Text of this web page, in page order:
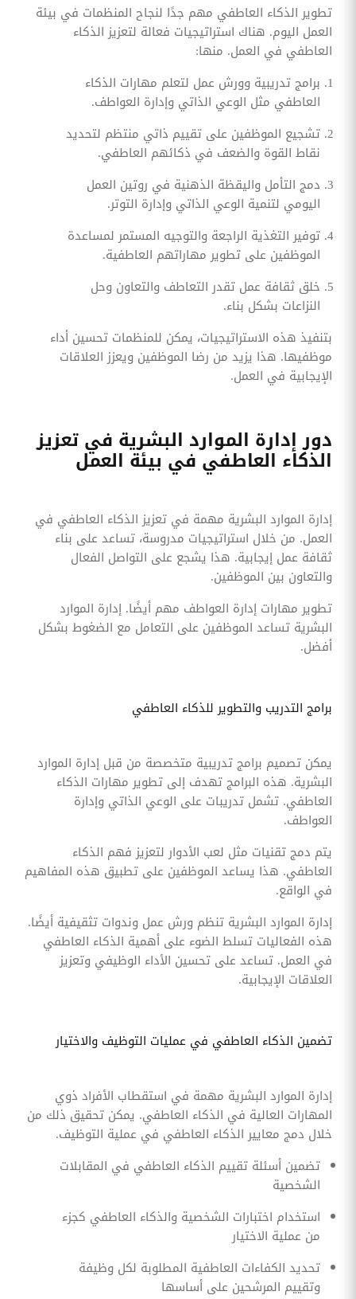
تطوير الذكاء العاطفي مهم جدًا لنجاح المنظمات في بيئة
العمل اليوم. هناك استراتيجيات فعالة لتعزيز الذكاء
العاطفي في العمل. منها:
برامج تدريبية وورش عمل لتعلم مهارات الذكاء
العاطفي مثل الوعي الذاتي وإدارة العواطف.
تشجيع الموظفين على تقييم ذاتي منتظم لتحديد
نقاط القوة والضعف في ذكائهم العاطفي.
دمج التأمل واليقظة الذهنية في روتين العمل
اليومي لتنمية الوعي الذاتي وإدارة التوتر.
توفير التغذية الراجعة والتوجيه المستمر لمساعدة
الموظفين على تطوير مهاراتهم العاطفية.
خلق ثقافة عمل تقدر التعاطف والتعاون وحل
النزاعات بشكل بناء.
بتنفيذ هذه الاستراتيجيات، يمكن للمنظمات تحسين أداء
موظفيها. هذا يزيد من رضا الموظفين ويعزز العلاقات
الإيجابية في العمل.
دور إدارة الموارد البشرية في تعزيز
الذكاء العاطفي في بيئة العمل
إدارة الموارد البشرية مهمة في تعزيز الذكاء العاطفي في
العمل. من خلال استراتيجيات مدروسة، تساعد على بناء
ثقافة عمل إيجابية. هذا يشجع على التواصل الفعال
والتعاون بين الموظفين.
تطوير مهارات إدارة العواطف مهم أيضًا. إدارة الموارد
البشرية تساعد الموظفين على التعامل مع الضغوط بشكل
أفضل.
برامج التدريب والتطوير للذكاء العاطفي
يمكن تصميم برامج تدريبية متخصصة من قبل إدارة الموارد
البشرية. هذه البرامج تهدف إلى تطوير مهارات الذكاء
العاطفي. تشمل تدريبات على الوعي الذاتي وإدارة
العواطف.
يتم دمج تقنيات مثل لعب الأدوار لتعزيز فهم الذكاء
العاطفي. هذا يساعد الموظفين على تطبيق هذه المفاهيم
في الواقع.
إدارة الموارد البشرية تنظم ورش عمل وندوات تثقيفية أيضًا.
هذه الفعاليات تسلط الضوء على أهمية الذكاء العاطفي
في العمل. تساعد على تحسين الأداء الوظيفي وتعزيز
العلاقات الإيجابية.
تضمين الذكاء العاطفي في عمليات التوظيف والاختيار
إدارة الموارد البشرية مهمة في استقطاب الأفراد ذوي
المهارات العالية في الذكاء العاطفي. يمكن تحقيق ذلك من
خلال دمج معايير الذكاء العاطفي في عملية التوظيف.
تضمين أسئلة تقييم الذكاء العاطفي في المقابلات
الشخصية
استخدام اختبارات الشخصية والذكاء العاطفي كجزء
من عملية الاختيار
تحديد الكفاءات العاطفية المطلوبة لكل وظيفة
وتقييم المرشحين على أساسها